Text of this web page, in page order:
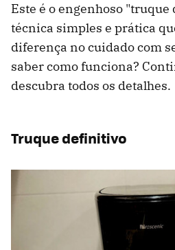
Este é o engenhoso "truque
técnica simples e prática
diferença no cuidado com
saber como funciona?
descubra todos os detalhes.
Truque definitivo